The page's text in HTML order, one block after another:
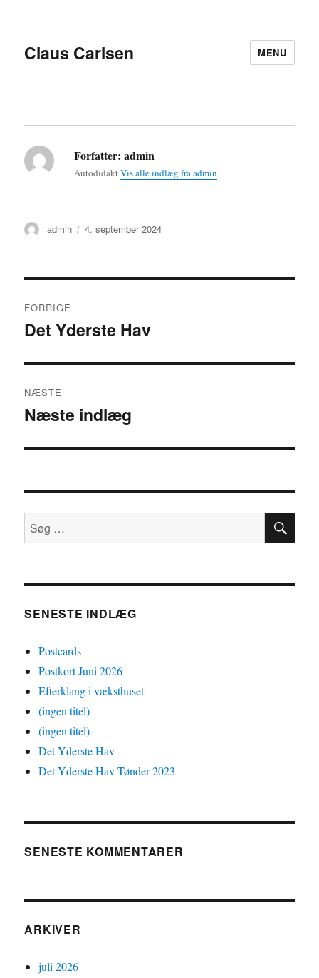
Claus Carlsen MENU
Forfatter: admin
AutodidaktVis alle indlæg fra admin
Forfatter
admin Udgivet
4. september 2024
FORRIGE
Forrige
Det Yderste Hav
NÆSTE
Næste
Næste indlæg
Søg
efter:
SØG
SENESTE INDLÆG
Postcards
Postkort Juni 2026
Efterklang i væksthuset
(ingen titel)
(ingen titel)
Det Yderste Hav
Det Yderste Hav Tønder 2023
SENESTE KOMMENTARER
ARKIVER
juli 2026